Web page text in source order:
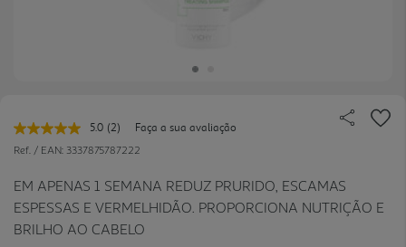
5.0 Leu
2
Link
para
a
mesma
página.
(2)
Faça a sua avaliação
Ref. / EAN: 3337875787222
EM APENAS 1 SEMANA REDUZ PRURIDO, ESCAMAS
ESPESSAS E VERMELHIDÃO. PROPORCIONA NUTRIÇÃO E
BRILHO AO CABELO